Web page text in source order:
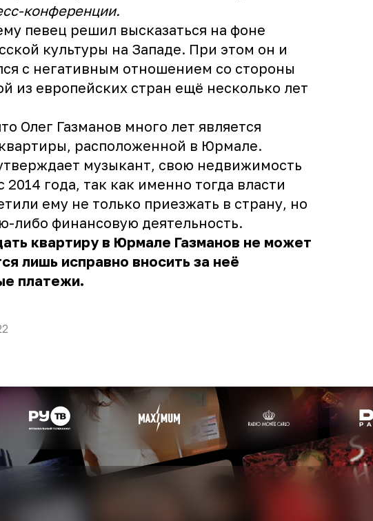
конференции.
певец решил высказаться на фоне
культуры на Западе. При этом он и
с негативным отношением со стороны
из европейских стран ещё несколько лет
Олег Газманов много лет является
расположенной в Юрмале.
музыкант, свою недвижимость
2014 года, так как именно тогда власти
ему не только приезжать в страну, но
либо финансовую деятельность.
квартиру в Юрмале Газманов не может
лишь исправно вносить за неё
платежи.